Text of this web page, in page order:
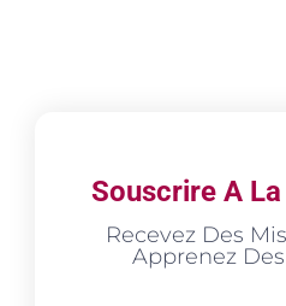
Souscrire A
Recevez Des
Apprenez